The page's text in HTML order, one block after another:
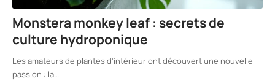
Monstera monkey leaf : secrets de
culture hydroponique
Les amateurs de plantes d'intérieur ont découvert une nouvelle
passion : la…